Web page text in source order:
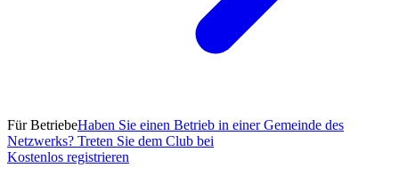
Für BetriebeHaben Sie einen Betrieb in einer Gemeinde des
Netzwerks? Treten Sie dem Club bei
Kostenlos registrieren